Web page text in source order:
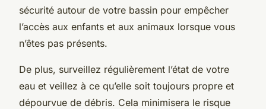
sécurité autour de votre bassin pour empêcher
l’accès aux enfants et aux animaux lorsque vous
n’êtes pas présents.
De plus, surveillez régulièrement l’état de votre
eau et veillez à ce qu’elle soit toujours propre et
dépourvue de débris. Cela minimisera le risque